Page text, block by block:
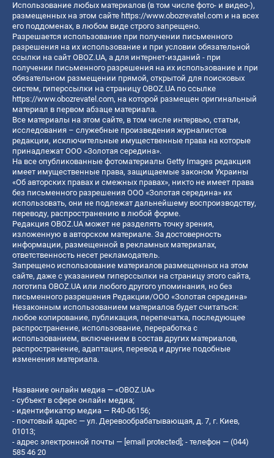
Использование любых материалов (в том числе фото- и видео-),
размещенных на этом сайте https://www.obozrevatel.com и на всех
его поддоменах, в любом виде строго запрещено.
Разрешается использование при получении письменного
разрешения на их использование и при условии обязательной
ссылки на сайт OBOZ.UA, а для интернет-изданий - при
получении письменного разрешения на их использование и при
обязательном размещении прямой, открытой для поисковых
систем, гиперссылки на страницу OBOZ.UA по ссылке
https://www.obozrevatel.com, на которой размещен оригинальный
материал в первом абзаце материала.
Все материалы на этом сайте, в том числе интервью, статьи,
исследования – служебные произведения журналистов
редакции, исключительные имущественные права на которые
принадлежат ООО «Золотая середина».
На все опубликованные фотоматериалы Getty Images редакция
имеет имущественные права, защищаемые законом Украины
«Об авторских правах и смежных правах», никто не имеет права
без письменного разрешения ООО «Золотая середина» их
использовать, они не подлежат дальнейшему воспроизводству,
переводу, распространению в любой форме.
Редакция OBOZ.UA может не разделять точку зрения,
изложенную в авторском материале. За достоверность
информации, размещенной в рекламных материалах,
ответственность несет рекламодатель.
Запрещено использование материалов размещенных на этом
сайте, даже с указанием гиперссылки на страницу этого сайта,
логотипа OBOZ.UA или любого другого упоминания, но без
письменного разрешения Редакции/ООО «Золотая середина»
Незаконным использованием материалов будет считаться:
любое копирование, публикация, перепечатка, последующее
распространение, использование, переработка с
использованием, включением в состав других материалов,
распространение, адаптация, перевод и другие подобные
изменения материала.
Название онлайн медиа — «OBOZ.UA»
- субъект в сфере онлайн медиа;
- идентификатор медиа — R40-06156;
- почтовый адрес — ул. Деревообрабатывающая, д. 7, г. Киев,
01013;
- адрес электронной почты — [email protected] ; - телефон — (044)
585 46 20